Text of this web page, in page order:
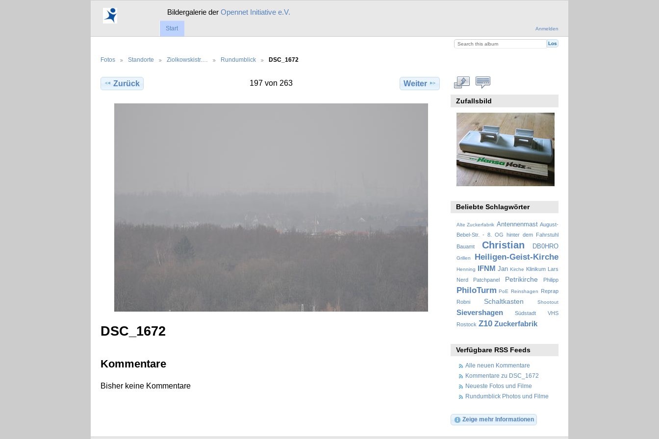
Bildergalerie derOpennet Initiative e.V.
Anmelden
Start
Fotos Standorte Ziolkowskistr.… Rundumblick DSC_1672
Zurück 197 von 263 Weiter
DSC_1672
Kommentare
Bisher keine Kommentare
Zufallsbild
Beliebte Schlagwörter
Alte Zuckerfabrik Antennenmast August-
Bebel-Str. - 8. OG hinter dem Fahrstuhl
Bauamt
Christian DB0HRO
Grillen Heiligen-Geist-Kirche
Henning IFNM Jan Kirche Klinikum Lars
Nerd
Patchpanel Petrikirche Philipp
PhiloTurm PoE Reinshagen
Reprap
Robni
Schaltkasten Shootout
Sievershagen Südstadt
VHS
Rostock Z10 Zuckerfabrik
Verfügbare RSS Feeds
Alle neuen Kommentare
Kommentare zu DSC_1672
Neueste Fotos und Filme
Rundumblick Photos und Filme
Zeige mehr Informationen